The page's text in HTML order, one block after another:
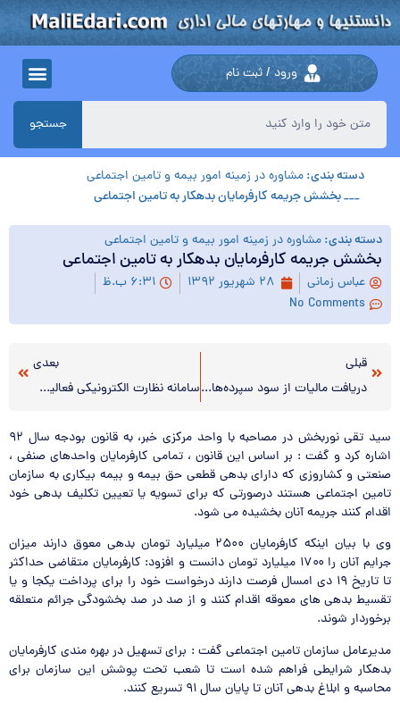
ورود / ثبت نام
جستجو
دسته بندی:مشاوره در زمینه امور بیمه و تامین اجتماعی
___ بخشش جریمه کارفرمایان بدهکار به تامین اجتماعی
دسته بندی:مشاوره در زمینه امور بیمه و تامین اجتماعی
بخشش جریمه کارفرمایان بدهکار به تامین اجتماعی
عباس زمانی ۲۸ شهریور ۱۳۹۲
۶:۳۱ ب.ظ
No Comments
قبلی
دریافت مالیات از سود سپرده‌های بانکی/ نرخ سود باید از تورم بیشتر باشد.
بعدی
سامانه نظارت الکترونیکی فعالیت حسابرسان را تسهیل می کند.
سید تقی نوربخش در
مصاحبه با واحد مرکزی خبر، به قانون بودجه سال ۹۲
اشاره کرد و گفت : بر اساس این قانون ، تمامی کارفرمایان واحدهای صنفی ،
صنعتی و کشاروزی که دارای بدهی قطعی حق بیمه و بیمه بیکاری به سازمان
تامین اجتماعی هستند درصورتی که برای تسویه یا تعیین تکلیف بدهی خود
اقدام کنند جریمه آنان بخشیده می شود.
وی با بیان اینکه کارفرمایان ۲۵۰۰ میلیارد تومان بدهی معوق دارند میزان
جرایم آنانرا
۱۷۰۰ میلیارد تومان دانست و افزود: کارفرمایان متقاضی حداکثر
تا تاریخ ۱۹ دی امسال فرصت دارند
درخواست خود را برای پرداخت یکجا و یا
تقسیط بدهی های معوقه اقدام کنند و از صد در صد بخشودگی جرائم متعلقه
برخوردار شوند.
مدیرعامل سازمان تامین اجتماعی گفت : برای تسهیلدربهره مندی کارفرمایان
بدهکار شرایطی فراهم شده است تا شعب تحت پوشش این سازمان برای
محاسبه و ابلاغ بدهی آنان تا پایان سال ۹۱ تسریع کنند.